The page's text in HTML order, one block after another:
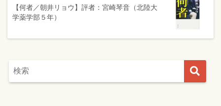
【何者／朝井リョウ】評者：宮崎琴音（北陸大
学薬学部５年）